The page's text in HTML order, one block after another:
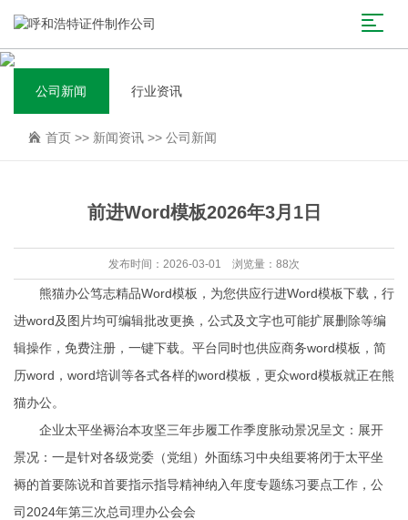
公司新闻 行业资讯
首页 >> 新闻资讯 >> 公司新闻
前进Word模板2026年3月1日
发布时间：2026-03-01 浏览量：88次
熊猫办公笃志精品Word模板，为您供应行进Word模板下载，行
进word及图片均可编辑批改更换，公式及文字也可能扩展删除等编
辑操作，免费注册，一键下载。平台同时也供应商务word模板，简
历word，word培训等各式各样的word模板，更众word模板就正在熊
猫办公。
企业太平坐褥治本攻坚三年步履工作季度胀动景况呈文：展开
景况：一是针对各级党委（党组）外面练习中央组要将闭于太平坐
褥的首要陈说和首要指示指导精神纳入年度专题练习要点工作，公
司2024年第三次总司理办公会会